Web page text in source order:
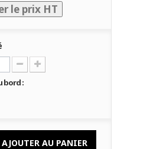
le prix HT
bord :
AJOUTER AU PANIER